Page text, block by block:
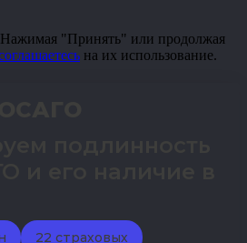
"Принять" или продолжая
на их использование.